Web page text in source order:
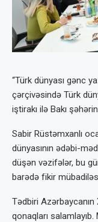
“Türk dünyası gənc
çərçivəsində Türk
iştirakı ilə Bakı
Sabir Rüstəmxanlı
dünyasının ədəbi-
düşən vəzifələr, bu
barədə fikir mübadiləsi
Tədbiri
qonaqları